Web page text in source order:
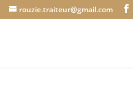
rouzie.traiteur@gmail.com